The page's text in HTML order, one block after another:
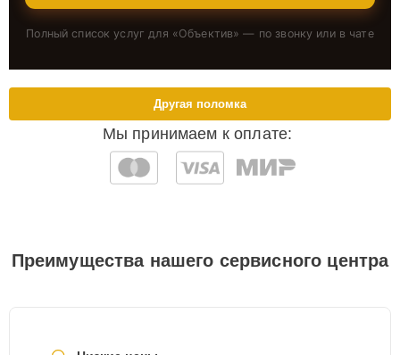
Полный список услуг для «Объектив» — по звонку или в чате
Мы принимаем к оплате:
Другая поломка
Преимущества нашего сервисного центра